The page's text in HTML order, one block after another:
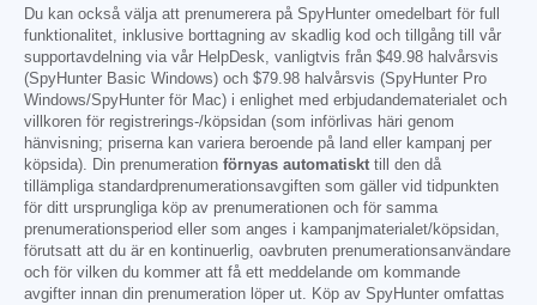
Du kan också välja att prenumerera på SpyHunter omedelbart för full
funktionalitet, inklusive borttagning av skadlig kod och tillgång till vår
supportavdelning via vår HelpDesk, vanligtvis från $49.98 halvårsvis
(SpyHunter Basic Windows) och $79.98 halvårsvis (SpyHunter Pro
Windows/SpyHunter för Mac) i enlighet med erbjudandematerialet och
villkoren för registrerings-/köpsidan (som införlivas häri genom
hänvisning; priserna kan variera beroende på land eller kampanj per
köpsida). Din prenumeration förnyas automatiskt till den då
tillämpliga standardprenumerationsavgiften som gäller vid tidpunkten
för ditt ursprungliga köp av prenumerationen och för samma
prenumerationsperiod eller som anges i kampanjmaterialet/köpsidan,
förutsatt att du är en kontinuerlig, oavbruten prenumerationsanvändare
och för vilken du kommer att få ett meddelande om kommande
avgifter innan din prenumeration löper ut. Köp av SpyHunter omfattas